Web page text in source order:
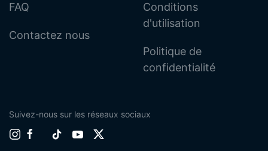
FAQ
Contactez nous
Conditions
d'utilisation
Politique de
confidentialité
Suivez-nous sur les réseaux sociaux